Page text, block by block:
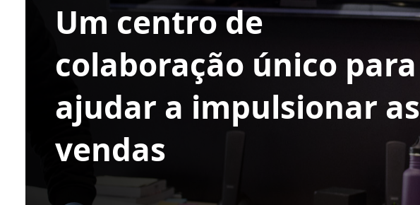
Um centro de
colaboração único para
ajudar a impulsionar as
vendas